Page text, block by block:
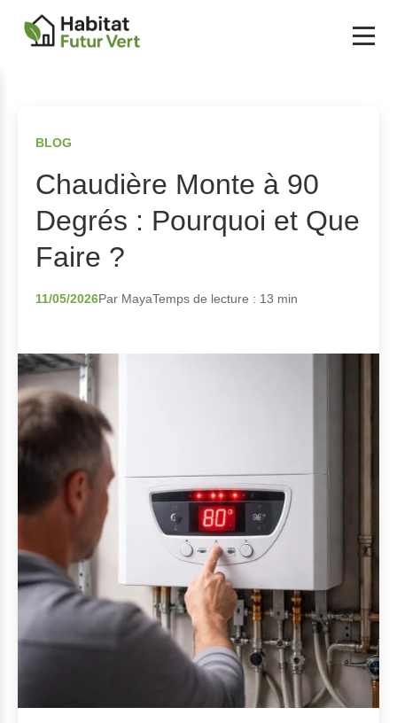
BLOG
Chaudière Monte à 90
Degrés : Pourquoi et Que
Faire ?
11/05/2026Par MayaTemps de lecture : 13 min